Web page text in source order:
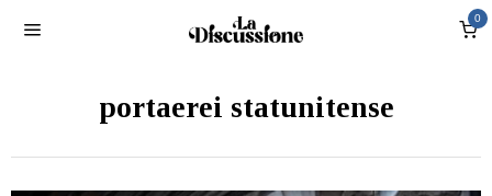
0
portaerei statunitense